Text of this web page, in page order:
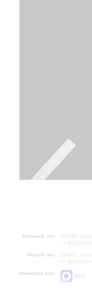
Большой зал:
191186,
+7 (812)
Малый зал:
191011,
+7 (812)
Напишите нам:
MAX